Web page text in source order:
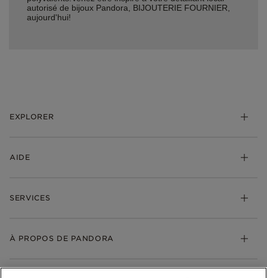
autorisé de bijoux Pandora, BIJOUTERIE FOURNIER,
aujourd'hui!
EXPLORER
Bijoux
Trouver une boutique
AIDE
Suivre ma commande
Échanges et retours
Garantie
SERVICES
Gravure
À PROPOS DE PANDORA